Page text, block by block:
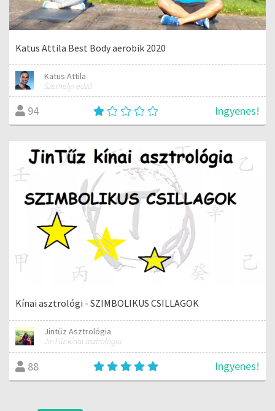
Katus Attila Best Body aerobik 2020
Katus Attila
Személyi edző
94 Ingyenes!
Kínai asztrológi - SZIMBOLIKUS CSILLAGOK
Jintűz Asztrológia
JinTűz kínai asztrológia
88 Ingyenes!